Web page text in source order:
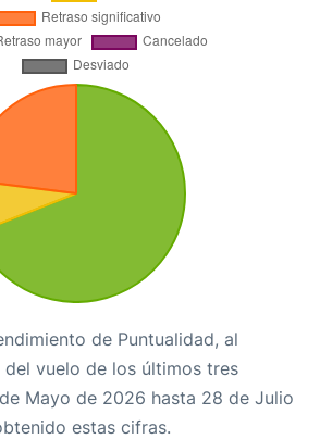
de Puntualidad, al
vuelo de los últimos tres
Mayo de 2026 hasta 28 de Julio
estas cifras.